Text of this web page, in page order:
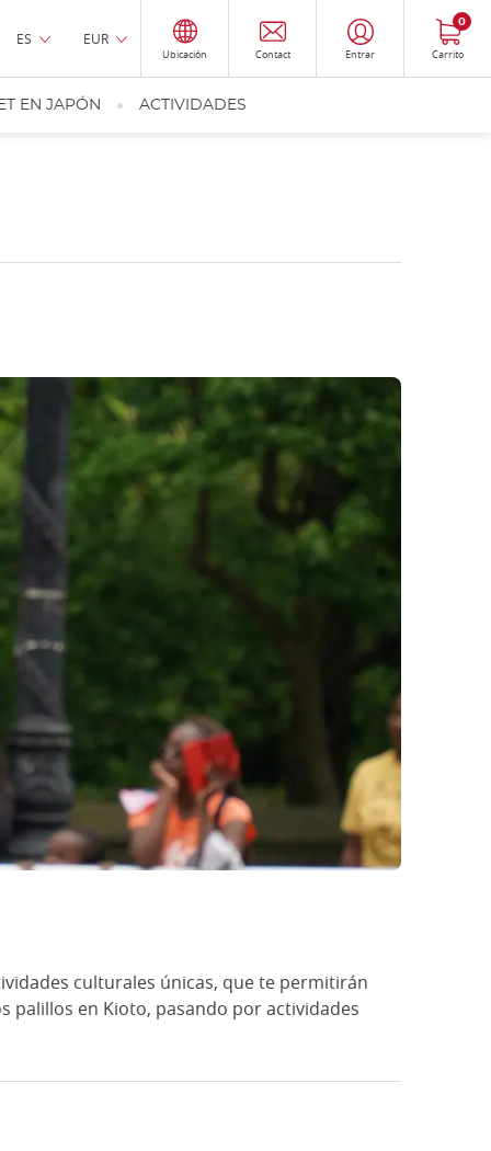
ES EUR
Ubicación Contact Entrar Carrito
0
EN JAPÓN ACTIVIDADES
culturales únicas, que te permitirán
palillos en Kioto, pasando por actividades